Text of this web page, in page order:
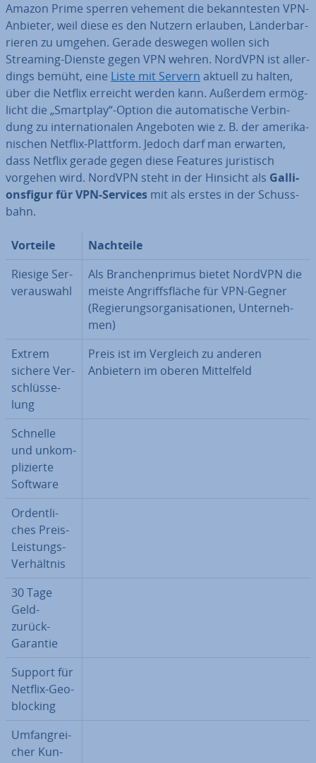
Amazon Prime sperren vehement die be­kann­tes­ten VPN-
Anbieter, weil diese es den Nutzern erlauben, Län­der­bar­
rie­ren zu umgehen. Gerade deswegen wollen sich
Streaming-Dienste gegen VPN wehren. NordVPN ist al­ler­
dings bemüht, eine Liste mit Servern aktuell zu halten,
über die Netflix erreicht werden kann. Außerdem er­mög­
licht die „Smartplay“-Option die au­to­ma­ti­sche Ver­bin­
dung zu in­ter­na­tio­na­len Angeboten wie z. B. der ame­ri­ka­
ni­schen Netflix-Plattform. Jedoch darf man erwarten,
dass Netflix gerade gegen diese Features ju­ris­tisch
vorgehen wird. NordVPN steht in der Hinsicht als Gal­li­
ons­fi­gurfür VPN-Services mit als erstes in der Schuss­
bahn.
Vorteile
Nachteile
Riesige Ser­
ver­aus­wahl
Als Bran­chen­pri­mus bietet NordVPN die
meiste An­griffs­flä­che für VPN-Gegner
(Re­gie­rungs­or­ga­ni­sa­tio­nen, Un­ter­neh­
men)
Extrem
sichere Ver­
schlüs­se­
lung
Preis ist im Vergleich zu anderen
Anbietern im oberen Mit­tel­feld
Schnelle
und un­kom­
pli­zier­te
Software
Or­dent­li­
ches Preis-
Leistungs-
Ver­hält­nis
30 Tage
Geld-
zurück-
Garantie
Support für
Netflix-Ge­o­
blo­cking
Um­fang­rei­
cher Kun­